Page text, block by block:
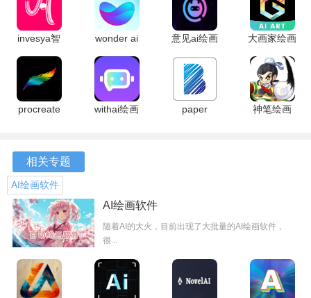
找到语言：在设置中找到并点击“Language”(语言)选项。
invesya智
能AI绘画
1.1.2 安卓
版
wonder ai
绘画 4.5.8
安卓版
意见ai绘画
版
大画家绘画
3.5.9.2 官
方版
procreate
withai绘画
paper
神笔绘画
相关专题
AI绘画软件
AI绘画软件
随着AI的大火，目前出现了大批量的AI绘画软件，
很...